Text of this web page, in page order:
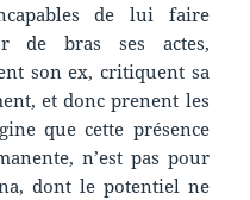
de lui faire
de bras ses actes,
son ex, critiquent sa
et donc prenent les
que cette présence
n’est pas pour
dont le potentiel ne